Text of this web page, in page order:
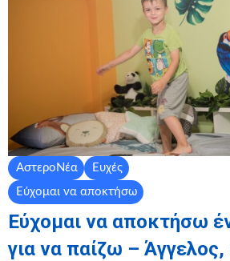
ΑστεροΝέα
Ευχές
Εύχομαι να αποκτήσω
Εύχομαι να αποκτήσω
για να παίζω – Άγγελος,